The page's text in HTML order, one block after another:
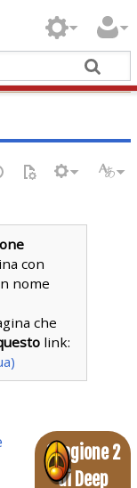
con
nome
che
link:
Stagione 2
di Deep